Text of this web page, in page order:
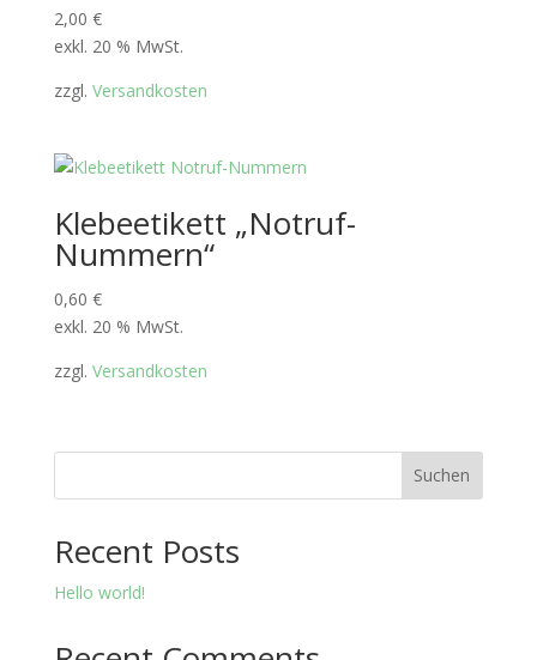
2,00 €
exkl. 20 % MwSt.
zzgl. Versandkosten
Klebeetikett „Notruf-
Nummern“
0,60 €
exkl. 20 % MwSt.
zzgl. Versandkosten
Suchen
Recent Posts
Hello world!